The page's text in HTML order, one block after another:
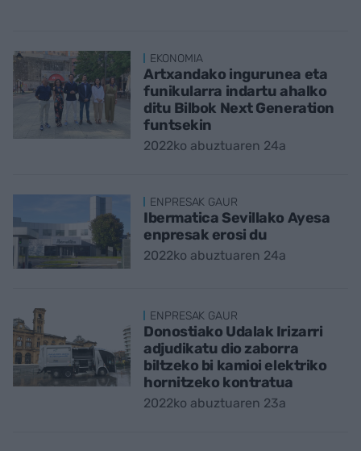
EKONOMIA
Artxandako ingurunea eta
funikularra indartu ahalko
ditu Bilbok Next Generation
funtsekin
2022ko abuztuaren 24a
ENPRESAK GAUR
Ibermatica Sevillako Ayesa
enpresak erosi du
2022ko abuztuaren 24a
ENPRESAK GAUR
Donostiako Udalak Irizarri
adjudikatu dio zaborra
biltzeko bi kamioi elektriko
hornitzeko kontratua
2022ko abuztuaren 23a